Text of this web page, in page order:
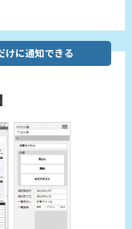
けに通知できる